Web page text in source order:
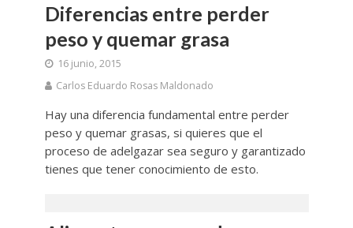
Diferencias entre perder
peso y quemar grasa
16 junio, 2015
Carlos Eduardo Rosas Maldonado
Hay una diferencia fundamental entre perder
peso y quemar grasas, si quieres que el
proceso de adelgazar sea seguro y garantizado
tienes que tener conocimiento de esto.